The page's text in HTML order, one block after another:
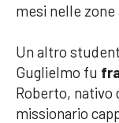
mesi nelle
Un altro
Guglielmo fu
Roberto, nativo
missionario